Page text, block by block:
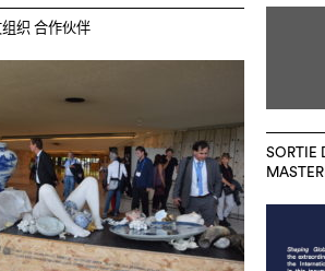
织 合作伙伴
SORTIE